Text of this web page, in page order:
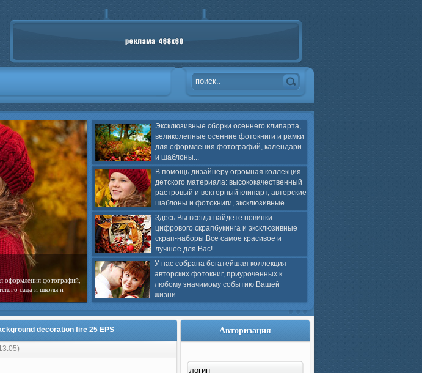
Эксклюзивные сборки осеннего клипарта,
великолепные осенние фотокниги и рамки
для оформления фотографий, календари
и шаблоны...
В помощь дизайнеру огромная коллекция
детского материала: высококачественный
растровый и векторный клипарт, авторские
шаблоны и фотокниги, эксклюзивные...
Здесь Вы всегда найдете новинки
цифрового скрапбукинга и эксклюзивные
скрап-наборы.Все самое красивое и
лучшее для Вас!
У нас собрана богатейшая коллекция
авторских фотокниг, приуроченных к
любому значимому событию Вашей
жизни...
оформления фотографий,
сада и школы и
decoration fire 25 EPS Авторизация